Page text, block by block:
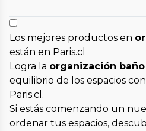
Los mejores productos en
están en Paris.cl
Logra la organización baño
equilibrio de los espacios
Paris.cl.
Si estás comenzando un
ordenar tus espacios,